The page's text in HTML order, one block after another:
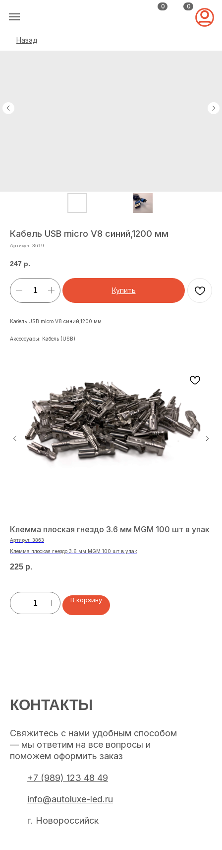
0 0
Назад
Кабель USB micro V8 синий,1200 мм
Артикул: 3619
247 р.
Купить
Кабель USB micro V8 синий,1200 мм
Аксессуары: Кабель (USB)
Клемма плоская гнездо 3.6 мм MGM 100 шт в упак
Артикул: 3863
Клемма плоская гнездо 3.6 мм MGM 100 шт в упак
225 р.
В корзину
КОНТАКТЫ
Свяжитесь с нами удобным способом
— мы ответим на все вопросы и
поможем оформить заказ
+7 (989) 123 48 49
info@autoluxe-led.ru
г. Новороссийск